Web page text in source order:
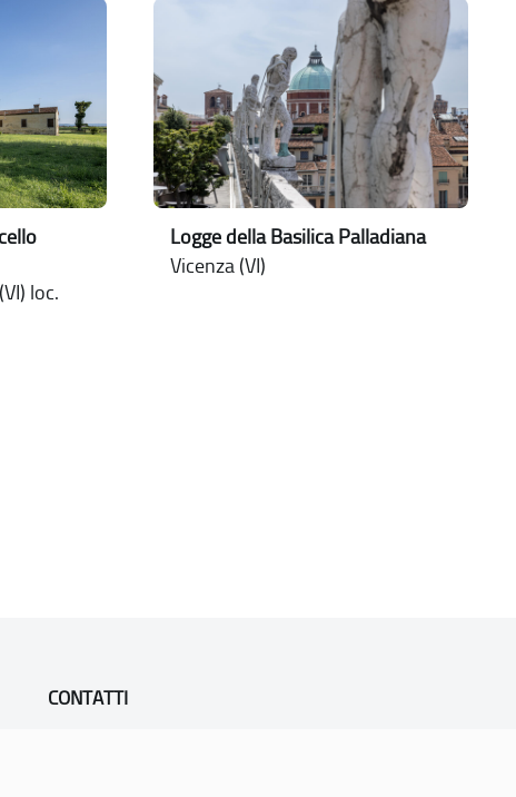
loc.
Logge della Basilica Palladiana
Vicenza (VI)
CONTATTI